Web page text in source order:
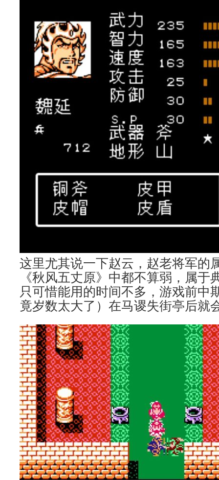
这里尤其说一下赵云，赵老将军的
《秋风五丈原》中都不算弱，属于
只可惜能用的时间不多，游戏前中
竟岁数太大了）在马谡失街亭后就